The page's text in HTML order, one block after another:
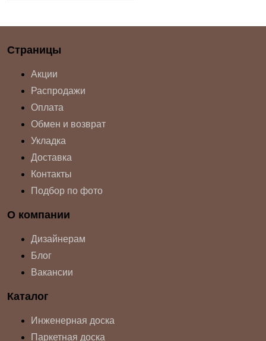
Страницы
Акции
Распродажи
Оплата
Обмен и возврат
Укладка
Доставка
Контакты
Подбор по фото
О компании
Дизайнерам
Блог
Вакансии
Каталог
Инженерная доска
Паркетная доска